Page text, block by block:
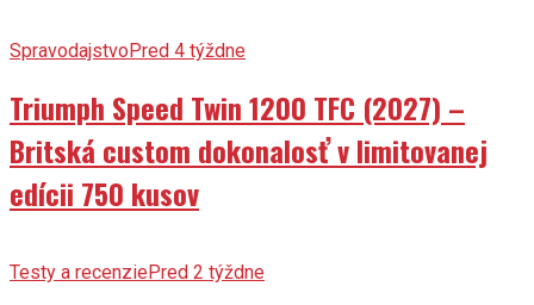
SpravodajstvoPred 4 týždne
Triumph Speed Twin 1200 TFC (2027) –
Britská custom dokonalosť v limitovanej
edícii 750 kusov
Testy a recenziePred 2 týždne